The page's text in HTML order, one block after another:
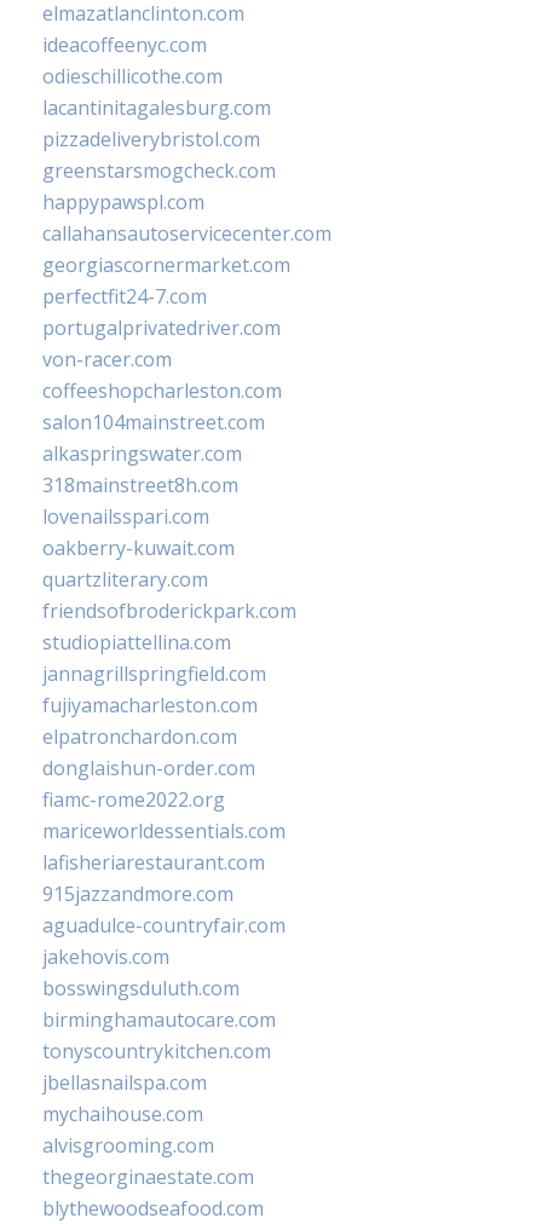
elmazatlanclinton.com
ideacoffeenyc.com
odieschillicothe.com
lacantinitagalesburg.com
pizzadeliverybristol.com
greenstarsmogcheck.com
happypawspl.com
callahansautoservicecenter.com
georgiascornermarket.com
perfectfit24-7.com
portugalprivatedriver.com
von-racer.com
coffeeshopcharleston.com
salon104mainstreet.com
alkaspringswater.com
318mainstreet8h.com
lovenailsspari.com
oakberry-kuwait.com
quartzliterary.com
friendsofbroderickpark.com
studiopiattellina.com
jannagrillspringfield.com
fujiyamacharleston.com
elpatronchardon.com
donglaishun-order.com
fiamc-rome2022.org
mariceworldessentials.com
lafisheriarestaurant.com
915jazzandmore.com
aguadulce-countryfair.com
jakehovis.com
bosswingsduluth.com
birminghamautocare.com
tonyscountrykitchen.com
jbellasnailspa.com
mychaihouse.com
alvisgrooming.com
thegeorginaestate.com
blythewoodseafood.com